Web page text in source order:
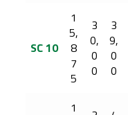
SC 10
1
5,
8
7
5
3
0,
0
0
3
9,
0
0
1